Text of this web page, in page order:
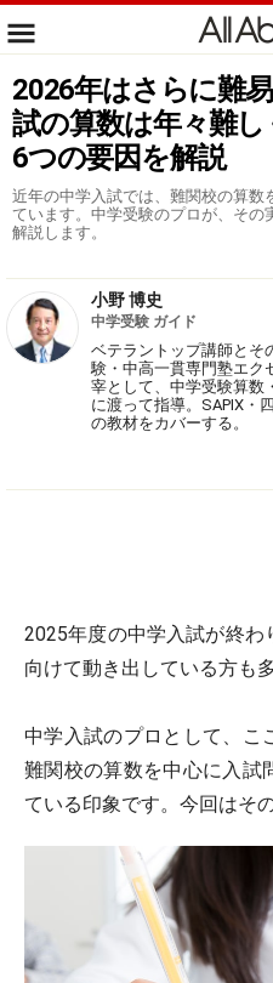
2026年はさらに難
試の算数は年々難し
6つの要因を解説
近年の中学入試では、難関校の算数
ています。中学受験のプロが、その
解説します。
小野 博史
中学受験 ガイド
ベテラントップ講師とそ
験・中高一貫専門塾エク
宰として、中学受験算数
に渡って指導。SAPIX・
の教材をカバーする。
2025年度の中学入試が終わ
向けて動き出している方も
中学入試のプロとして、こ
難関校の算数を中心に入試
ている印象です。今回はそ